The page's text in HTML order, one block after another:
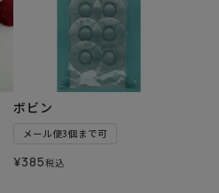
ボビン
メール便3個まで可
¥385税込